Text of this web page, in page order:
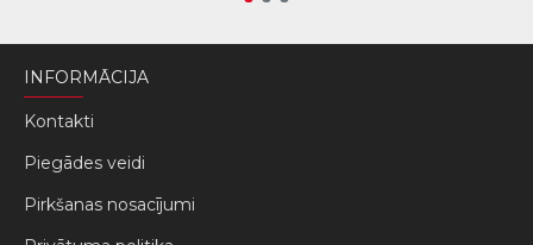
INFORMĀCIJA
Kontakti
Piegādes veidi
Pirkšanas nosacījumi